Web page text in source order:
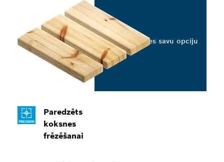
Paredzēts
koksnes
frēzēšanai
Izvēlieties savu opciju